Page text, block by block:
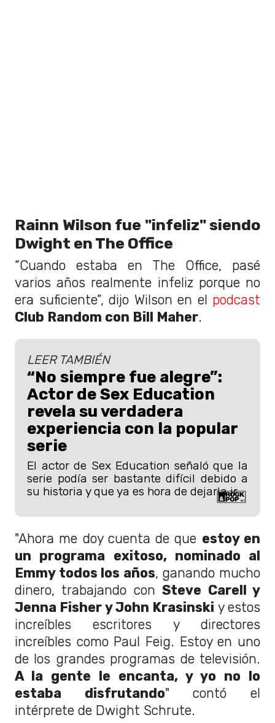
Rainn Wilson fue "infeliz" siendo
Dwight en The Office
“Cuando estaba en The Office, pasé
varios años realmente infeliz porque no
era suficiente”, dijo Wilson en el podcast
Club Random con Bill Maher.
LEER TAMBIÉN
“No siempre fue alegre”:
Actor de Sex Education
revela su verdadera
experiencia con la popular
serie
El actor de Sex Education señaló que la
serie podía ser bastante difícil debido a
su historia y que ya es hora de dejarla ir.
"Ahora me doy cuenta de que estoy en
un programa exitoso, nominado al
Emmy todos los años, ganando mucho
dinero, trabajando conSteve Carell y
Jenna Fisher y John Krasinski y estos
increíbles escritores y directores
increíbles como Paul Feig. Estoy en uno
de los grandes programas de televisión.
A la gente le encanta, y yo no lo
estaba disfrutando" contó el
intérprete de Dwight Schrute.